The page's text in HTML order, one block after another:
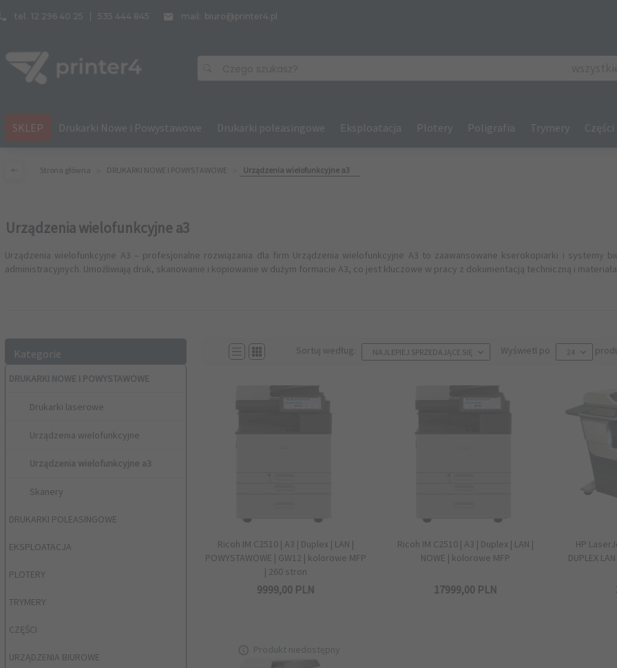
tel. 12 296 40 25 535 444 845 mail: biuro@printer4.pl
SKLEP Drukarki Nowe i Powystawowe Drukarki poleasingowe Eksploatacja Plotery Poligrafia Trymery Części
Strona główna DRUKARKI NOWE I POWYSTAWOWE Urządzenia wielofunkcyjne a3
Urządzenia wielofunkcyjne a3
Urządzenia wielofunkcyjne A3 – profesjonalne rozwiązania dla firm Urządzenia wielofunkcyjne A3 to zaawansowane kserokopiarki i systemy
administracyjnych. Umożliwiają druk, skanowanie i kopiowanie w dużym formacie A3, co jest kluczowe w pracy z dokumentacją techniczną i
Kategorie
DRUKARKI NOWE I POWYSTAWOWE
Drukarki laserowe
Urządzenia wielofunkcyjne
Urządzenia wielofunkcyjne a3
Skanery
DRUKARKI POLEASINGOWE
EKSPLOATACJA
PLOTERY
TRYMERY
CZĘŚCI
URZĄDZENIA BIUROWE
Sortuj według: sortNAJLEPIEJ SPRZEDAJĄCE SIĘ Wyświetl po 24
Ricoh IM C2510 | A3 | Duplex | LAN |
POWYSTAWOWE | GW12 | kolorowe MFP
| 260 stron
9999,00 PLN
Ricoh IM C2510 | A3 | Duplex | LAN |
NOWE | kolorowe MFP
17999,00 PLN
HP
DUPLEX
Produkt niedostępny